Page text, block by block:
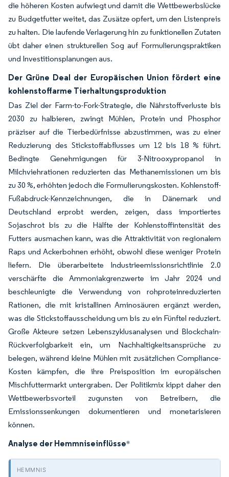
die höheren Kosten aufwiegt und damit die Wettbewerbslücke
zu Budgetfutter weitet, das Zusätze opfert, um den Listenpreis
zu halten. Die laufende Verlagerung hin zu funktionellen Zutaten
übt daher einen strukturellen Sog auf Formulierungspraktiken
und Investitionsplanungen aus.
Der Grüne Deal der Europäischen Union fördert eine
kohlenstoffarme Tierhaltungsproduktion
Das Ziel der Farm-to-Fork-Strategie, die Nährstoffverluste bis
2030 zu halbieren, zwingt Mühlen, Protein und Phosphor
präziser auf die Tierbedürfnisse abzustimmen, was zu einer
Reduzierung des Stickstoffabflusses um 12 bis 18 % führt.
Bedingte Genehmigungen für 3-Nitrooxypropanol in
Milchviehrationen reduzierten das Methanemissionen um bis
zu 30 %, erhöhten jedoch die Formulierungskosten. Kohlenstoff-
Fußabdruck-Kennzeichnungen, die in Dänemark und
Deutschland erprobt werden, zeigen, dass importiertes
Sojaschrot bis zu die Hälfte der Kohlenstoffintensität des
Futters ausmachen kann, was die Attraktivität von regionalem
Raps und Ackerbohnen erhöht, obwohl diese weniger Protein
liefern. Die überarbeitete Industrieemissionsrichtlinie 2.0
verschärfte die Ammoniakgrenzwerte im Jahr 2024 und
beschleunigte die Verwendung von rohproteinreduzierten
Rationen, die mit kristallinen Aminosäuren ergänzt werden,
was die Stickstoffausscheidung um bis zu ein Fünftel reduziert.
Große Akteure setzen Lebenszyklusanalysen und Blockchain-
Rückverfolgbarkeit ein, um Nachhaltigkeitsansprüche zu
belegen, während kleine Mühlen mit zusätzlichen Compliance-
Kosten kämpfen, die ihre Preisposition im europäischen
Mischfuttermarkt untergraben. Der Politikmix kippt daher den
Wettbewerbsvorteil zugunsten von Betreibern, die
Emissionssenkungen dokumentieren und monetarisieren
können.
Analyse der Hemmniseinflüsse*